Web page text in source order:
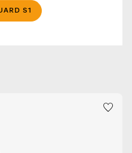
S1